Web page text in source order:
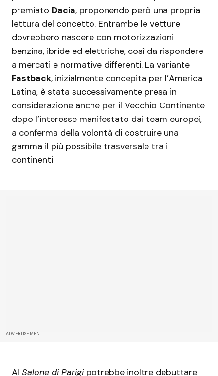
premiato Dacia, proponendo però una propria
lettura del concetto. Entrambe le vetture
dovrebbero nascere con motorizzazioni
benzina, ibride ed elettriche, così da rispondere
a mercati e normative differenti. La variante
Fastback, inizialmente concepita per l’America
Latina, è stata successivamente presa in
considerazione anche per il Vecchio Continente
dopo l’interesse manifestato dai team europei,
a conferma della volontà di costruire una
gamma il più possibile trasversale tra i
continenti.
ADVERTISEMENT
Al Salone di Parigipotrebbe inoltre debuttare